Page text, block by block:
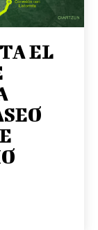
EL